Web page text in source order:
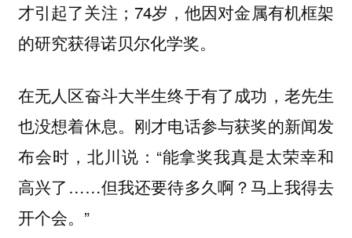
才引起了关注；74岁，他因对金属有机框架
的研究获得诺贝尔化学奖。
在无人区奋斗大半生终于有了成功，老先生
也没想着休息。刚才电话参与获奖的新闻发
布会时，北川说：“能拿奖我真是太荣幸和
高兴了……但我还要待多久啊？马上我得去
开个会。 ”